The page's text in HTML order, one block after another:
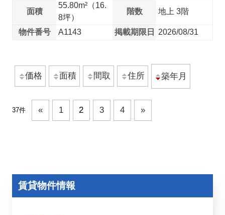
面積
55.80m²（16.
8坪）
階数 地上 3階
物件番号 A1143 掲載期限日 2026/08/31
価格 面積 間取 住所 築年月
37件 « 1 2 3 4 »
賃貸物件情報